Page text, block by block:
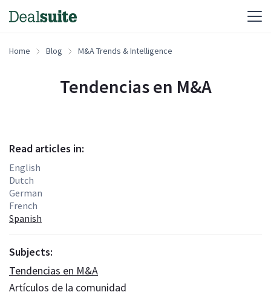
Home Blog M&A Trends & Intelligence
Tendencias en M&A
Read articles in:
English
Dutch
German
French
Spanish
Subjects:
Tendencias en M&A
Artículos de la comunidad